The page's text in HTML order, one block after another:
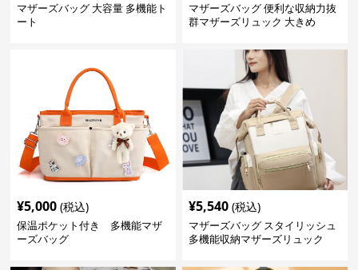
マザーズバッグ 大容量 多機能ト
ート
マザーズバッグ 便利な収納力抜
群マザーズリュック 大きめ
¥5,000 (税込)
保温ポケット付き 多機能マザ
ーズバッグ
¥5,540 (税込)
マザーズバッグ スタイリッシュ
多機能収納マザーズリュック